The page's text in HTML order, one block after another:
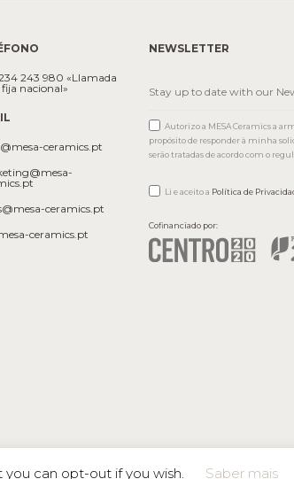
234 243 980 «Llamada
fija nacional»
ceramics.pt
ceramics.pt
ceramics.pt
NEWSLETTER
Autorizo a MESA Ceramics a
propósito de responder à minha
serão tratadas de acordo com o
Li e aceito a Política de
Cofinanciado por:
can opt-out if you wish. Saber mais